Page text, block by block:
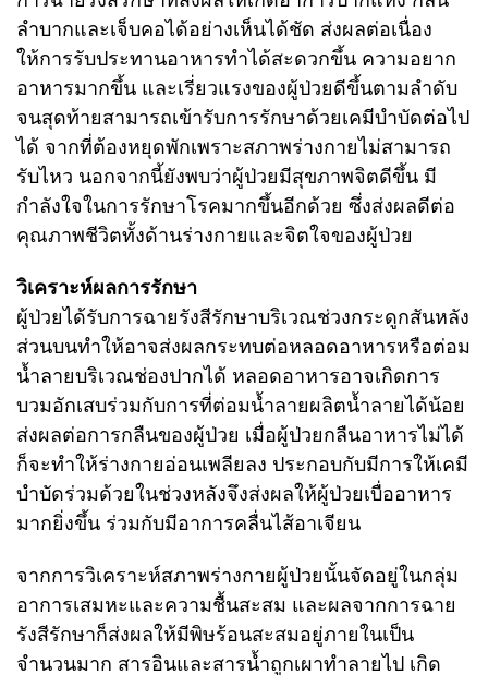
ลำบากและเจ็บคอได้อย่างเห็นได้ชัด ส่งผลต่อเนื่อง
ให้การรับประทานอาหารทำได้สะดวกขึ้น ความอยาก
อาหารมากขึ้น และเรี่ยวแรงของผู้ป่วยดีขึ้นตามลำดับ
จนสุดท้ายสามารถเข้ารับการรักษาด้วยเคมีบำบัดต่อไป
ได้ จากที่ต้องหยุดพักเพราะสภาพร่างกายไม่สามารถ
รับไหว นอกจากนี้ยังพบว่าผู้ป่วยมีสุขภาพจิตดีขึ้น มี
กำลังใจในการรักษาโรคมากขึ้นอีกด้วย ซึ่งส่งผลดีต่อ
คุณภาพชีวิตทั้งด้านร่างกายและจิตใจของผู้ป่วย
วิเคราะห์ผลการรักษา
ผู้ป่วยได้รับการฉายรังสีรักษาบริเวณช่วงกระดูกสันหลัง
ส่วนบนทำให้อาจส่งผลกระทบต่อหลอดอาหารหรือต่อม
น้ำลายบริเวณช่องปากได้ หลอดอาหารอาจเกิดการ
บวมอักเสบร่วมกับการที่ต่อมน้ำลายผลิตน้ำลายได้น้อย
ส่งผลต่อการกลืนของผู้ป่วย เมื่อผู้ป่วยกลืนอาหารไม่ได้
ก็จะทำให้ร่างกายอ่อนเพลียลง ประกอบกับมีการให้เคมี
บำบัดร่วมด้วยในช่วงหลังจึงส่งผลให้ผู้ป่วยเบื่ออาหาร
มากยิ่งขึ้น ร่วมกับมีอาการคลื่นไส้อาเจียน
จากการวิเคราะห์สภาพร่างกายผู้ป่วยนั้นจัดอยู่ในกลุ่ม
อาการเสมหะและความชื้นสะสม และผลจากการฉาย
รังสีรักษาก็ส่งผลให้มีพิษร้อนสะสมอยู่ภายในเป็น
จำนวนมาก สารอินและสารน้ำถูกเผาทำลายไป เกิด